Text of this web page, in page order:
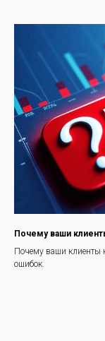
Почему ваши
Почему ваши клиенты
ошибок.